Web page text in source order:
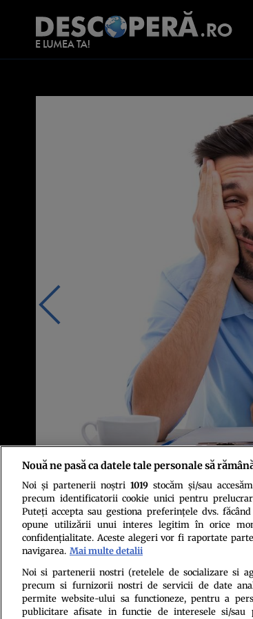
Foto: Shutterstock
Nouă ne pasă ca datele tale personale să
Noi și partenerii noștri 1019stocăm și/sau
precum identificatorii cookie unici pentru
Puteți accepta sau gestiona preferințele dvs.
opune utilizării unui interes legitim în orice
confidențialitate. Aceste alegeri vor fi raportate
navigarea. Mai multe detalii
Noi si partenerii nostri (retelele de socializare si
precum si furnizorii nostri de servicii de date
permite website-ului sa functioneze, pentru a
publicitare afisate in functie de interesele si/